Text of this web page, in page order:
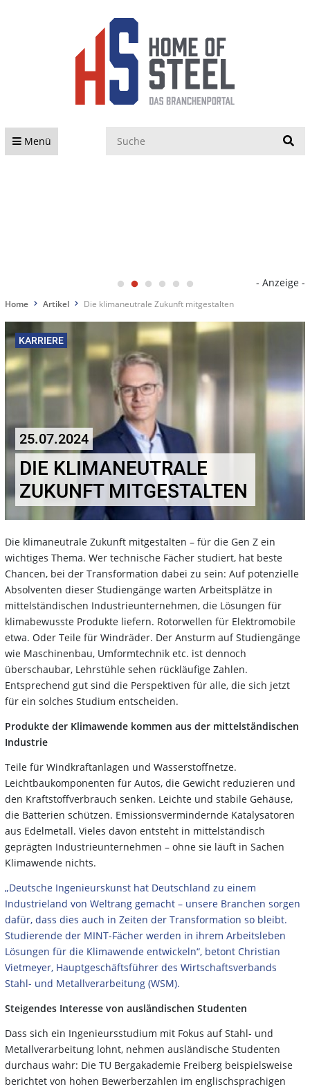
Menü
- Anzeige -
Home Artikel Die klimaneutrale Zukunft mitgestalten
KARRIERE
25.07.2024
DIE KLIMANEUTRALE
ZUKUNFT MITGESTALTEN
Die klimaneutrale Zukunft mitgestalten – für die Gen Z ein
wichtiges Thema. Wer technische Fächer studiert, hat beste
Chancen, bei der Transformation dabei zu sein: Auf potenzielle
Absolventen dieser Studiengänge warten Arbeitsplätze in
mittelständischen Industrieunternehmen, die Lösungen für
klimabewusste Produkte liefern. Rotorwellen für Elektromobile
etwa. Oder Teile für Windräder. Der Ansturm auf Studiengänge
wie Maschinenbau, Umformtechnik etc. ist dennoch
überschaubar, Lehrstühle sehen rückläufige Zahlen.
Entsprechend gut sind die Perspektiven für alle, die sich jetzt
für ein solches Studium entscheiden.
Produkte der Klimawende kommen aus der mittelständischen
Industrie
Teile für Windkraftanlagen und Wasserstoffnetze.
Leichtbaukomponenten für Autos, die Gewicht reduzieren und
den Kraftstoffverbrauch senken. Leichte und stabile Gehäuse,
die Batterien schützen. Emissionsvermindernde Katalysatoren
aus Edelmetall. Vieles davon entsteht in mittelständisch
geprägten Industrieunternehmen – ohne sie läuft in Sachen
Klimawende nichts.
„Deutsche Ingenieurskunst hat Deutschland zu einem
Industrieland von Weltrang gemacht – unsere Branchen sorgen
dafür, dass dies auch in Zeiten der Transformation so bleibt.
Studierende der MINT-Fächer werden in ihrem Arbeitsleben
Lösungen für die Klimawende entwickeln“, betont Christian
Vietmeyer, Hauptgeschäftsführer des Wirtschaftsverbands
Stahl- und Metallverarbeitung (WSM).
Steigendes Interesse von ausländischen Studenten
Dass sich ein Ingenieursstudium mit Fokus auf Stahl- und
Metallverarbeitung lohnt, nehmen ausländische Studenten
durchaus wahr: Die TU Bergakademie Freiberg beispielsweise
berichtet von hohen Bewerberzahlen im englischsprachigen